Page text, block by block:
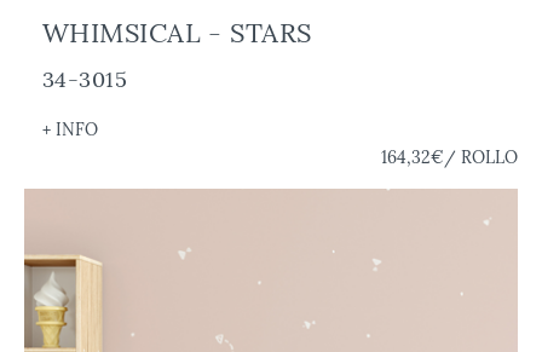
WHIMSICAL - STARS
34-3015
+ INFO
164,32€/ ROLLO